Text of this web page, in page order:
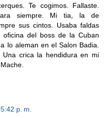
Te cogimos. Fallaste.
siempre. Mi tia, la de
sus cintos. Usaba faldas
del boss de la Cuban
lo aleman en el Salon Badia.
crica la hendidura en mi
p. m.